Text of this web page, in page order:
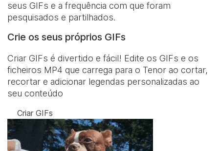
seus GIFs e a frequência com que foram
pesquisados e partilhados.
Crie os seus próprios GIFs
Criar GIFs é divertido e fácil! Edite os GIFs e os
ficheiros MP4 que carrega para o Tenor ao cortar,
recortar e adicionar legendas personalizadas ao
seu conteúdo
Criar GIFs